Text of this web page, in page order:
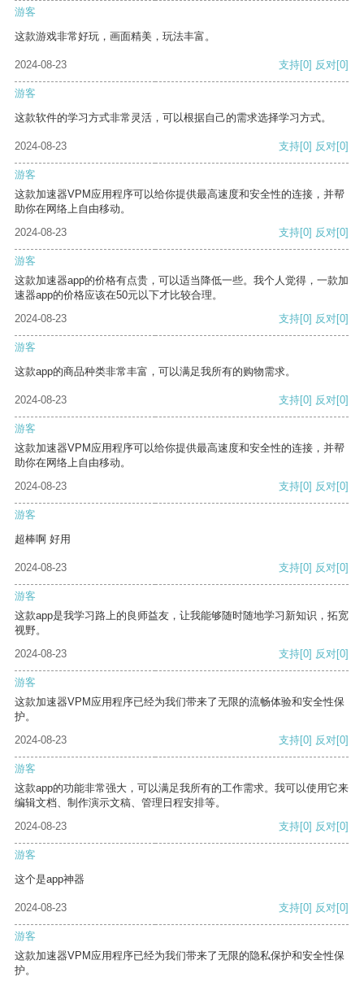
游客
这款游戏非常好玩，画面精美，玩法丰富。
2024-08-23 支持[0] 反对[0]
游客
这款软件的学习方式非常灵活，可以根据自己的需求选择学习方式。
2024-08-23 支持[0] 反对[0]
游客
这款加速器VPM应用程序可以给你提供最高速度和安全性的连接，并帮
助你在网络上自由移动。
2024-08-23
支持[0] 反对[0]
游客
这款加速器app的价格有点贵，可以适当降低一些。我个人觉得，一款加
速器app的价格应该在50元以下才比较合理。
2024-08-23
支持[0] 反对[0]
游客
这款app的商品种类非常丰富，可以满足我所有的购物需求。
2024-08-23 支持[0] 反对[0]
游客
这款加速器VPM应用程序可以给你提供最高速度和安全性的连接，并帮
助你在网络上自由移动。
2024-08-23
支持[0] 反对[0]
游客
超棒啊 好用
2024-08-23 支持[0] 反对[0]
游客
这款app是我学习路上的良师益友，让我能够随时随地学习新知识，拓宽
视野。
2024-08-23
支持[0] 反对[0]
游客
这款加速器VPM应用程序已经为我们带来了无限的流畅体验和安全性保
护。
2024-08-23
支持[0] 反对[0]
游客
这款app的功能非常强大，可以满足我所有的工作需求。我可以使用它来
编辑文档、制作演示文稿、管理日程安排等。
2024-08-23
支持[0] 反对[0]
游客
这个是app神器
2024-08-23 支持[0] 反对[0]
游客
这款加速器VPM应用程序已经为我们带来了无限的隐私保护和安全性保
护。